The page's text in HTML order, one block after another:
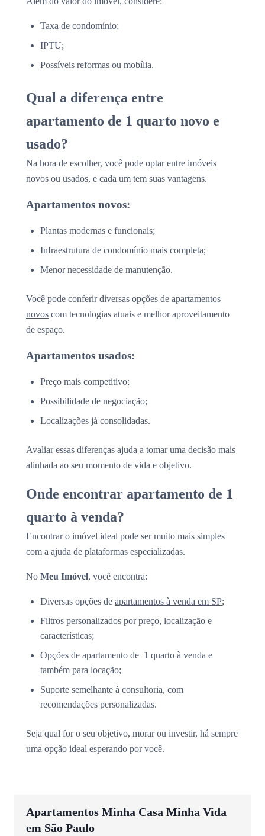
Taxa de condomínio;
IPTU;
Possíveis reformas ou mobília.
Qual a diferença entre
apartamento de 1 quarto novo e
usado?
Na hora de escolher, você pode optar entre imóveis
novos ou usados, e cada um tem suas vantagens.
Apartamentos novos:
Plantas modernas e funcionais;
Infraestrutura de condomínio mais completa;
Menor necessidade de manutenção.
Você pode conferir diversas opções de apartamentos
novos com tecnologias atuais e melhor aproveitamento
de espaço.
Apartamentos usados:
Preço mais competitivo;
Possibilidade de negociação;
Localizações já consolidadas.
Avaliar essas diferenças ajuda a tomar uma decisão mais
alinhada ao seu momento de vida e objetivo.
Onde encontrar apartamento de 1
quarto à venda?
Encontrar o imóvel ideal pode ser muito mais simples
com a ajuda de plataformas especializadas.
No Meu Imóvel, você encontra:
Diversas opções de apartamentos à venda em SP;
Filtros personalizados por preço, localização e
características;
Opções de apartamento de 1 quarto à venda e
também para locação;
Suporte semelhante à consultoria, com
recomendações personalizadas.
Seja qual for o seu objetivo, morar ou investir, há sempre
uma opção ideal esperando por você.
Apartamentos Minha Casa Minha Vida
em São Paulo